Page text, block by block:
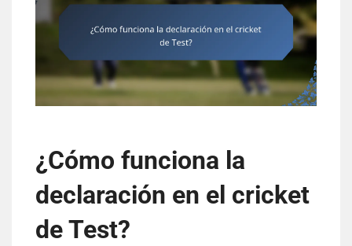
¿Cómo funciona la
declaración en el cricket
de Test?